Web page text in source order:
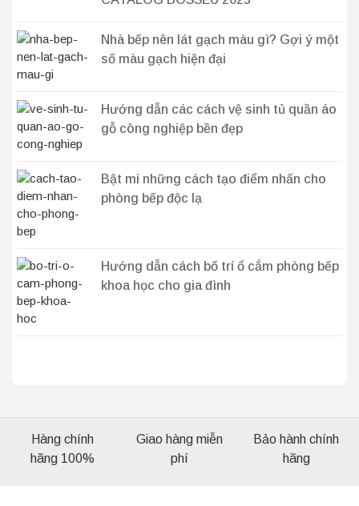
Nhà bếp nên lát gạch màu gì? Gợi ý một
số màu gạch hiện đại
Hướng dẫn các cách vệ sinh tủ quần áo
gỗ công nghiệp bền đẹp
Bật mí những cách tạo điểm nhấn cho
phòng bếp độc lạ
Hướng dẫn cách bố trí ổ cắm phòng bếp
khoa học cho gia đình
Hàng chính
hãng 100%
Giao hàng miễn
phí
Bảo hành chính
hãng